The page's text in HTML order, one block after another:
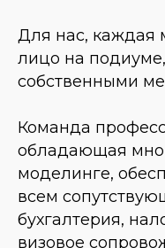
Для нас, каждая
лицо на
собственными
Команда
обладающая
моделинге,
всем
бухгалтерия,
визовое